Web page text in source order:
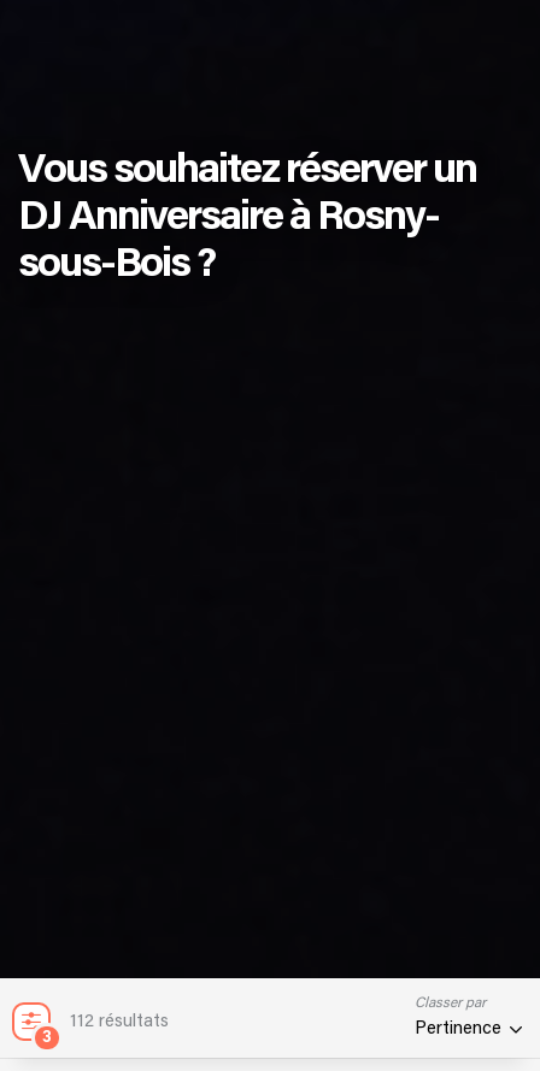
Vous souhaitez réserver un
DJ Anniversaire à Rosny-
sous-Bois ?
3
112 résultats
Classer par
Pertinence